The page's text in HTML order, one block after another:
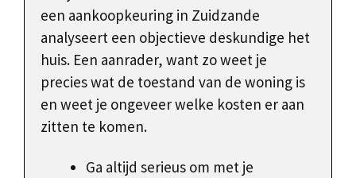
een aankoopkeuring in Zuidzande
analyseert een objectieve deskundige het
huis. Een aanrader, want zo weet je
precies wat de toestand van de woning is
en weet je ongeveer welke kosten er aan
zitten te komen.
Ga altijd serieus om met je